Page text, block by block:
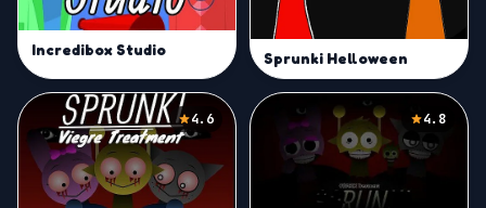
Incredibox Studio Sprunki Helloween
4.6 4.8